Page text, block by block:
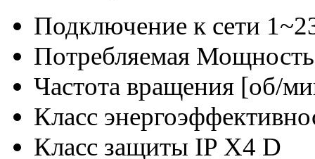
Подключение к сети
Потребляемая
Частота вращения [об/
Класс
Класс защиты IP X4 D